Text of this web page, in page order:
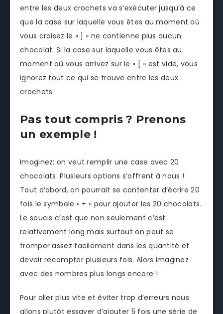
entre les deux crochets va s’exécuter jusqu’à ce
que la case sur laquelle vous êtes au moment où
vous croisez le « ] » ne contienne plus aucun
chocolat. Si la case sur laquelle vous êtes au
moment où vous arrivez sur le « [ » est vide, vous
ignorez tout ce qui se trouve entre les deux
crochets.
Pas tout compris ? Prenons
un exemple !
Imaginez: on veut remplir une case avec 20
chocolats. Plusieurs options s’offrent à nous !
Tout d’abord, on pourrait se contenter d’écrire 20
fois le symbole « + » pour ajouter les 20 chocolats.
Le soucis c’est que non seulement c’est
relativement long mais surtout on peut se
tromper assez facilement dans les quantité et
devoir recompter plusieurs fois. Alors imaginez
avec des nombres plus longs encore !
Pour aller plus vite et éviter trop d’erreurs nous
allons plutôt essayer d’ajouter 5 fois une série de